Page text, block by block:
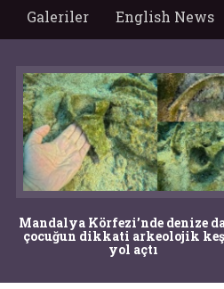
Galeriler English News
Mandalya Körfezi’nde denize
çocuğun dikkati arkeolojik
yol açtı